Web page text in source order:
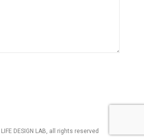
DESIGN LAB, all rights reserved